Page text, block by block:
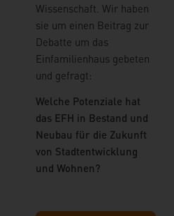
Wissenschaft. Wir haben
sie um einen Beitrag zur
Debatte um das
Einfamilienhaus gebeten
und gefragt:
Welche Potenziale hat
das EFH in Bestand und
Neubau für die Zukunft
von Stadtentwicklung
und Wohnen?